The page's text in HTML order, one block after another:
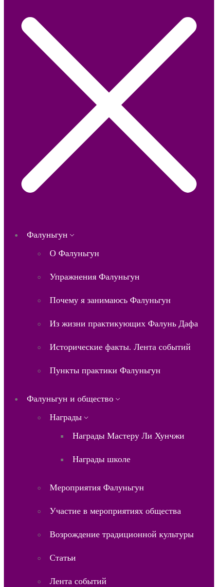
Фалуньгун
О Фалуньгун
Упражнения Фалуньгун
Почему я занимаюсь Фалуньгун
Из жизни практикующих Фалунь Дафа
Исторические факты. Лента событий
Пункты практики Фалуньгун
Фалуньгун и общество
Награды
Награды Мастеру Ли Хунчжи
Награды школе
Мероприятия Фалуньгун
Участие в мероприятиях общества
Возрождение традиционной культуры
Статьи
Лента событий